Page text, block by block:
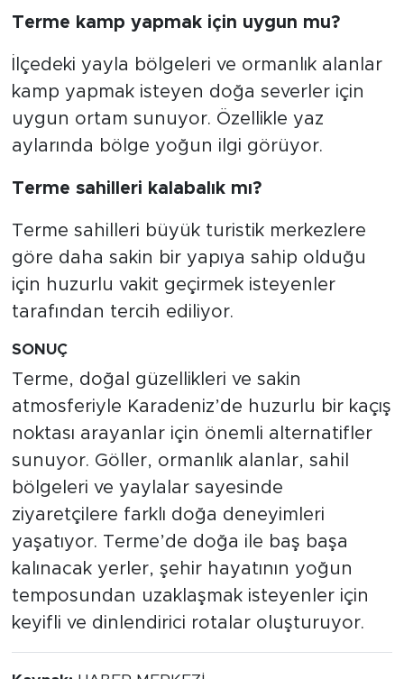
Terme kamp yapmak için uygun mu?
İlçedeki yayla bölgeleri ve ormanlık alanlar
kamp yapmak isteyen doğa severler için
uygun ortam sunuyor. Özellikle yaz
aylarında bölge yoğun ilgi görüyor.
Terme sahilleri kalabalık mı?
Terme sahilleri büyük turistik merkezlere
göre daha sakin bir yapıya sahip olduğu
için huzurlu vakit geçirmek isteyenler
tarafından tercih ediliyor.
SONUÇ
Terme, doğal güzellikleri ve sakin
atmosferiyle Karadeniz’de huzurlu bir kaçış
noktası arayanlar için önemli alternatifler
sunuyor. Göller, ormanlık alanlar, sahil
bölgeleri ve yaylalar sayesinde
ziyaretçilere farklı doğa deneyimleri
yaşatıyor. Terme’de doğa ile baş başa
kalınacak yerler, şehir hayatının yoğun
temposundan uzaklaşmak isteyenler için
keyifli ve dinlendirici rotalar oluşturuyor.